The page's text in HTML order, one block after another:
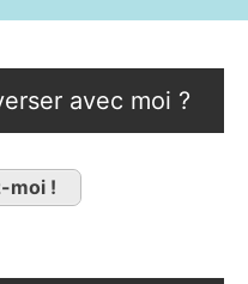
avec moi ?
moi !